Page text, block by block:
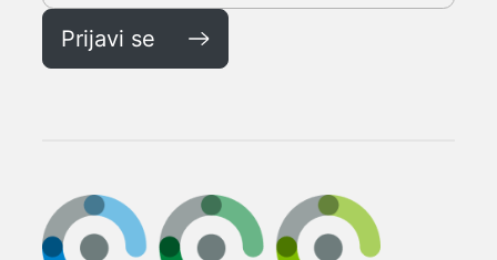
Prijavi se